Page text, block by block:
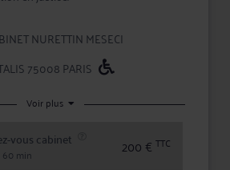
mise en oeuvre par Me
une prestation de conseil à
représentation en justice de
à Maître MESECI, vous
dossier et des garanties qu'offre
NURETTIN MESECI
75008 PARIS
Voir plus
vous cabinet
60 min 200 € TTC